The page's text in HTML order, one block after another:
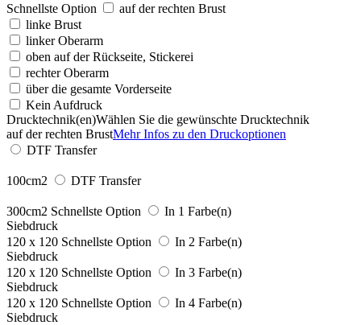
Schnellste Option
auf der rechten Brust
linke Brust
linker Oberarm
oben auf der Rückseite, Stickerei
rechter Oberarm
über die gesamte Vorderseite
Kein Aufdruck
Drucktechnik(en)Wählen Sie die gewünschte Drucktechnik
auf der rechten BrustMehr Infos zu den Druckoptionen
DTF Transfer
100cm2 DTF Transfer
300cm2 Schnellste Option
In 1 Farbe(n)
Siebdruck
120 x 120 Schnellste Option
In 2 Farbe(n)
Siebdruck
120 x 120 Schnellste Option
In 3 Farbe(n)
Siebdruck
120 x 120 Schnellste Option
In 4 Farbe(n)
Siebdruck